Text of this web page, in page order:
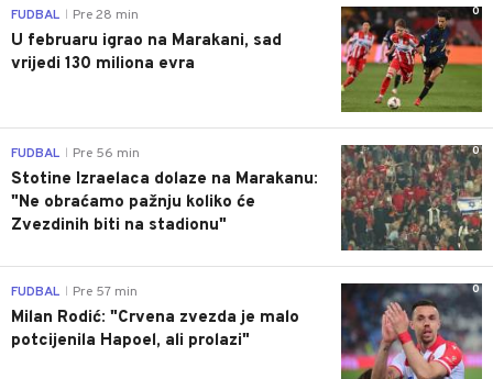
0
FUDBAL Pre 28 min
U februaru igrao na Marakani, sad
vrijedi 130 miliona evra
0
FUDBAL Pre 56 min
Stotine Izraelaca dolaze na Marakanu:
"Ne obraćamo pažnju koliko će
Zvezdinih biti na stadionu"
0
FUDBAL Pre 57 min
Milan Rodić: "Crvena zvezda je malo
potcijenila Hapoel, ali prolazi"